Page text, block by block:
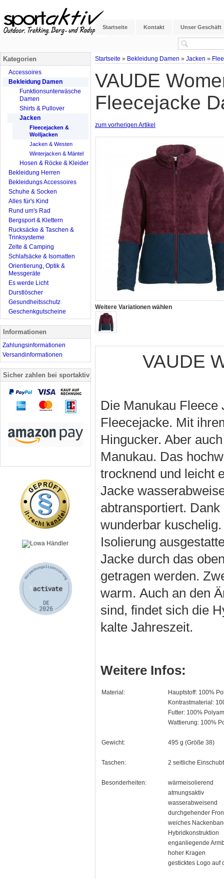
Startseite Kontakt Unser Geschäft
Startseite » Bekleidung Damen » Jacken »
VAUDE
Fleecejacke
zum vorherigen Artikel
Weitere Variationen wählen
VAUDE
Die Manukau Fleece
Fleecejacke. Mit
Hingucker. Aber
Manukau. Das
trocknend und leicht
Jacke
abtransportiert.
wunderbar
Isolierung
Jacke durch das
getragen werden.
warm. Auch an den
sind, findet sich die
kalte Jahreszeit.
Weitere Infos:
Material:
Hauptstoff: 100%
Kontrastmaterial:
Futter: 100%
Wattierung: 100%
Gewicht: 495 g (Größe 38)
Taschen: 2 seitliche
Besonderheiten:
wärmeisolierend
atmungsaktiv
wasserabweisend
durchgehender
weiches
Hybridkonstruktion
enganliegende
hoher Kragen
gesticktes Logo auf
Kategorien
Accessoires
Bekleidung Damen
Funktionsunterwäsche
Damen
Shirts & Pullover
Jacken
Fleecejacken &
Wolljacken
Jacken & Westen
Winterjacken & Mäntel
Hosen & Röcke & Kleider
Bekleidung Herren
Bekleidungs Accessoires
Schuhe & Socken
Alles für's Kind
Rund um's Rad
Bergsport & Klettern
Rucksäcke & Taschen &
Trinksysteme
Zelte & Camping
Schlafsäcke & Isomatten
Orientierung, Optik &
Messgeräte
Es werde Licht
Durstlöscher
Gesundheitsschutz
Geschenkgutscheine
Informationen
Zahlungsinformationen
Versandinformationen
Sicher zahlen bei sportaktiv